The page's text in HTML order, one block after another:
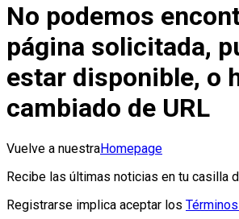
No podemos
página solicitada,
estar disponible, o
cambiado de URL
Vuelve a nuestraHomepage
Recibe las últimas noticias en tu casilla
Registrarse implica aceptar los